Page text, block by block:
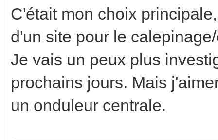
C'était mon choix
d'un site pour le
Je vais un peux plus
prochains jours. Mais
un onduleur centrale.